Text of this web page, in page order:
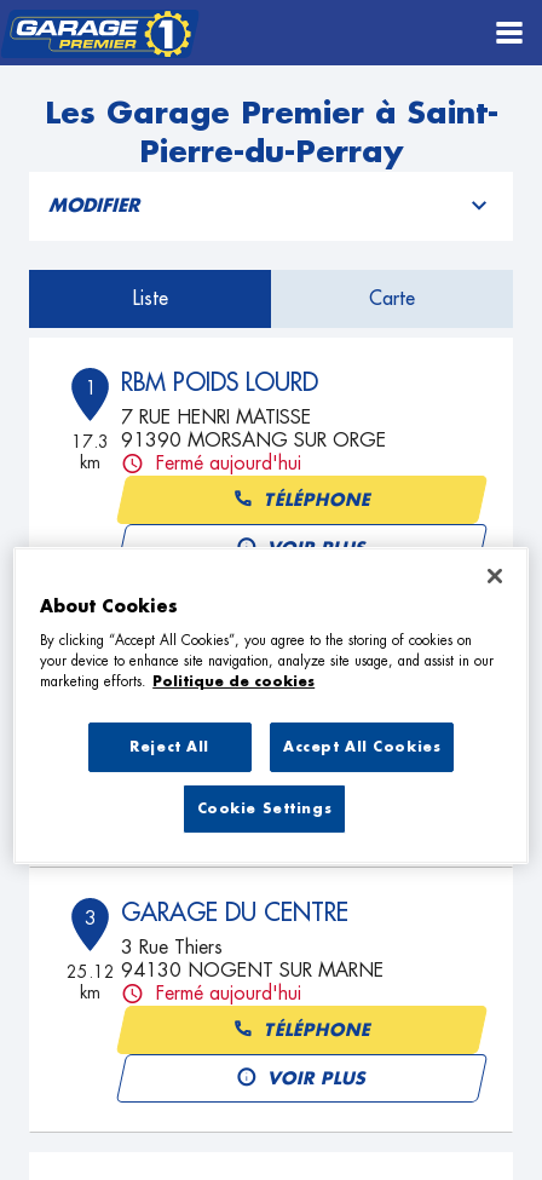
Les Garage Premier à Saint-
Pierre-du-Perray
MODIFIER
Liste Carte
1
17.3
km
RBM POIDS LOURD
7 RUE HENRI MATISSE
91390 MORSANG SUR ORGE
Fermé aujourd'hui
TÉLÉPHONE
VOIR PLUS
2
km
NG AUTOMOBILES
30 Rue de Lesigny
Fermé aujourd'hui
VOIR PLUS
3
25.12
km
GARAGE DU CENTRE
3 Rue Thiers
94130 NOGENT SUR MARNE
Fermé aujourd'hui
TÉLÉPHONE
VOIR PLUS
About Cookies
By clicking “Accept All Cookies”, you agree to the storing of cookies on
your device to enhance site navigation, analyze site usage, and assist in our
marketing efforts.
Politique de cookies
Reject All Accept All Cookies
Cookie Settings